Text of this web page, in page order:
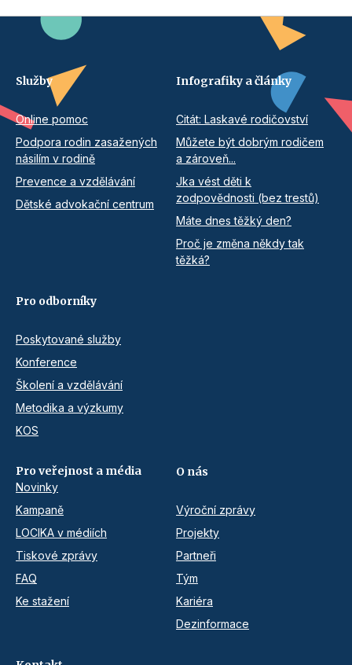
Služby
Online pomoc
Podpora rodin zasažených
násilím v rodině
Prevence a vzdělávání
Dětské advokační centrum
Infografiky a články
Citát: Laskavé rodičovství
Můžete být dobrým rodičem
a zároveň...
Jka vést děti k
zodpovědnosti (bez trestů)
Máte dnes těžký den?
Proč je změna někdy tak
těžká?
Pro odborníky
Poskytované služby
Konference
Školení a vzdělávání
Metodika a výzkumy
KOS
Pro veřejnost a média
Novinky
Kampaně
LOCIKA v médiích
Tiskové zprávy
FAQ
Ke stažení
O nás
Výroční zprávy
Projekty
Partneři
Tým
Kariéra
Dezinformace